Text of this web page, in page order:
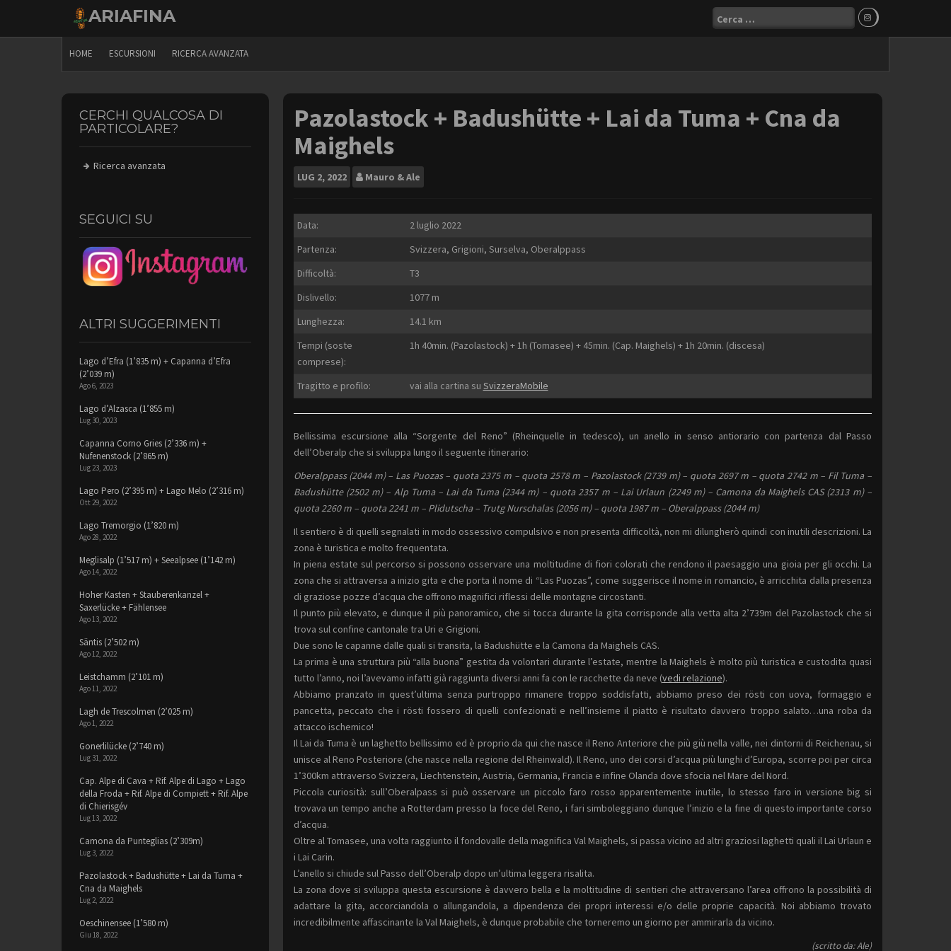
content
ARIAFINA
Ricerca
per:
HOME ESCURSIONI RICERCA AVANZATA
Pazolastock + Badushütte + Lai da Tuma + Cna da
Maighels
LUG 2, 2022 Mauro & Ale
Data:
2 luglio 2022
Partenza:
Svizzera, Grigioni, Surselva, Oberalppass
Difficoltà:
T3
Dislivello:
1077 m
Lunghezza:
14.1 km
Tempi (soste
comprese):
1h 40min. (Pazolastock) + 1h (Tomasee) + 45min. (Cap. Maighels) + 1h 20min. (discesa)
Tragitto e profilo: vai alla cartina su SvizzeraMobile
Bellissima escursione alla “Sorgente del Reno” (Rheinquelle in tedesco), un anello in senso antiorario con partenza dal Passo
dell’Oberalp che si sviluppa lungo il seguente itinerario:
Oberalppass (2044 m) – Las Puozas – quota 2375 m – quota 2578 m – Pazolastock (2739 m) – quota 2697 m – quota 2742 m – Fil Tuma –
Badushütte (2502 m) – Alp Tuma – Lai da Tuma (2344 m) – quota 2357 m – Lai Urlaun (2249 m) – Camona da Maighels CAS (2313 m) –
quota 2260 m – quota 2241 m – Plidutscha – Trutg Nurschalas (2056 m) – quota 1987 m – Oberalppass (2044 m)
Il sentiero è di quelli segnalati in modo ossessivo compulsivo e non presenta difficoltà, non mi dilungherò quindi con inutili descrizioni. La
zona è turistica e molto frequentata.
In piena estate sul percorso si possono osservare una moltitudine di fiori colorati che rendono il paesaggio una gioia per gli occhi. La
zona che si attraversa a inizio gita e che porta il nome di “Las Puozas”, come suggerisce il nome in romancio, è arricchita dalla presenza
di graziose pozze d’acqua che offrono magnifici riflessi delle montagne circostanti.
Il punto più elevato, e dunque il più panoramico, che si tocca durante la gita corrisponde alla vetta alta 2’739m del Pazolastock che si
trova sul confine cantonale tra Uri e Grigioni.
Due sono le capanne dalle quali si transita, la Badushütte e la Camona da Maighels CAS.
La prima è una struttura più “alla buona” gestita da volontari durante l’estate, mentre la Maighels è molto più turistica e custodita quasi
tutto l’anno, noi l’avevamo infatti già raggiunta diversi anni fa con le racchette da neve (vedi relazione).
Abbiamo pranzato in quest’ultima senza purtroppo rimanere troppo soddisfatti, abbiamo preso dei rösti con uova, formaggio e
pancetta, peccato che i rösti fossero di quelli confezionati e nell’insieme il piatto è risultato davvero troppo salato…una roba da
attacco ischemico!
Il Lai da Tuma è un laghetto bellissimo ed è proprio da qui che nasce il Reno Anteriore che più giù nella valle, nei dintorni di Reichenau, si
unisce al Reno Posteriore (che nasce nella regione del Rheinwald). Il Reno, uno dei corsi d’acqua più lunghi d’Europa, scorre poi per circa
1’300km attraverso Svizzera, Liechtenstein, Austria, Germania, Francia e infine Olanda dove sfocia nel Mare del Nord.
Piccola curiosità: sull’Oberalpass si può osservare un piccolo faro rosso apparentemente inutile, lo stesso faro in versione big si
trovava un tempo anche a Rotterdam presso la foce del Reno, i fari simboleggiano dunque l’inizio e la fine di questo importante corso
d’acqua.
Oltre al Tomasee, una volta raggiunto il fondovalle della magnifica Val Maighels, si passa vicino ad altri graziosi laghetti quali il Lai Urlaun e
i Lai Carin.
L’anello si chiude sul Passo dell’Oberalp dopo un’ultima leggera risalita.
La zona dove si sviluppa questa escursione è davvero bella e la moltitudine di sentieri che attraversano l’area offrono la possibilità di
adattare la gita, accorciandola o allungandola, a dipendenza dei propri interessi e/o delle proprie capacità. Noi abbiamo trovato
incredibilmente affascinante la Val Maighels, è dunque probabile che torneremo un giorno per ammirarla da vicino.
(scritto da: Ale)
CERCHI QUALCOSA DI
PARTICOLARE?
Ricerca avanzata
SEGUICI SU
ALTRI SUGGERIMENTI
Lago d’Efra (1’835 m) + Capanna d’Efra
(2’039 m)
Ago 6, 2023
Lago d’Alzasca (1’855 m)
Lug 30, 2023
Capanna Corno Gries (2’336 m) +
Nufenenstock (2’865 m)
Lug 23, 2023
Lago Pero (2’395 m) + Lago Melo (2’316 m)
Ott 29, 2022
Lago Tremorgio (1’820 m)
Ago 28, 2022
Meglisalp (1’517 m) + Seealpsee (1’142 m)
Ago 14, 2022
Hoher Kasten + Stauberenkanzel +
Saxerlücke + Fählensee
Ago 13, 2022
Säntis (2’502 m)
Ago 12, 2022
Leistchamm (2’101 m)
Ago 11, 2022
Lagh de Trescolmen (2’025 m)
Ago 1, 2022
Gonerlilücke (2’740 m)
Lug 31, 2022
Cap. Alpe di Cava + Rif. Alpe di Lago + Lago
della Froda + Rif. Alpe di Compiett + Rif. Alpe
di Chierisgév
Lug 13, 2022
Camona da Punteglias (2’309m)
Lug 3, 2022
Pazolastock + Badushütte + Lai da Tuma +
Cna da Maighels
Lug 2, 2022
Oeschinensee (1’580 m)
Giu 18, 2022